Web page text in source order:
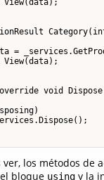
View(data);
=
View(data);
void
ver, los métodos de
bloque using y la